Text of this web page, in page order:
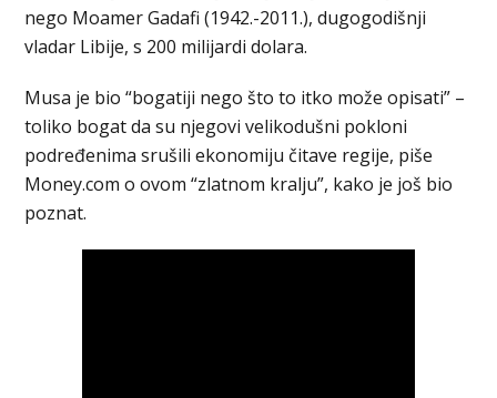
nego Moamer Gadafi (1942.-2011.), dugogodišnji
vladar Libije, s 200 milijardi dolara.
Musa je bio “bogatiji nego što to itko može opisati” –
toliko bogat da su njegovi velikodušni pokloni
podređenima srušili ekonomiju čitave regije, piše
Money.com o ovom “zlatnom kralju”, kako je još bio
poznat.